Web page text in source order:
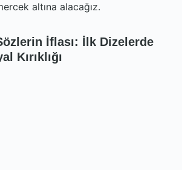
altına alacağız.
İflası: İlk Dizelerde
Kırıklığı